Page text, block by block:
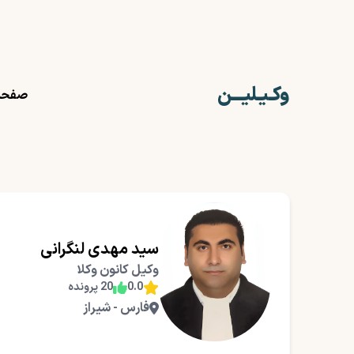
وکـیـلیـــن
سید مهدی لنگرانی
وکیل کانون وکلا
0.0 20 پرونده
فارس - شیراز